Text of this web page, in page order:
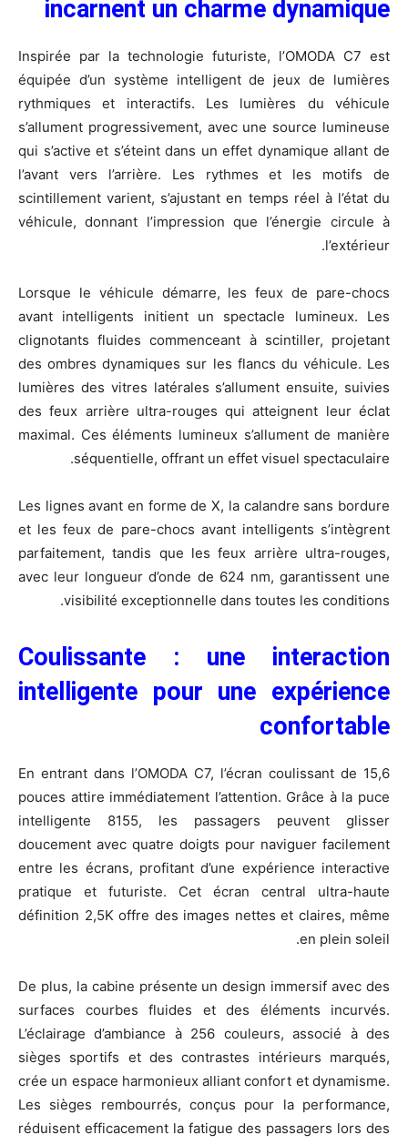
incarnent un charme dynamique
Inspirée par la technologie futuriste, l’OMODA C7 est
équipée d’un système intelligent de jeux de lumières
rythmiques et interactifs. Les lumières du véhicule
s’allument progressivement, avec une source lumineuse
qui s’active et s’éteint dans un effet dynamique allant de
l’avant vers l’arrière. Les rythmes et les motifs de
scintillement varient, s’ajustant en temps réel à l’état du
véhicule, donnant l’impression que l’énergie circule à
l’extérieur.
Lorsque le véhicule démarre, les feux de pare-chocs
avant intelligents initient un spectacle lumineux. Les
clignotants fluides commenceant à scintiller, projetant
des ombres dynamiques sur les flancs du véhicule. Les
lumières des vitres latérales s’allument ensuite, suivies
des feux arrière ultra-rouges qui atteignent leur éclat
maximal. Ces éléments lumineux s’allument de manière
séquentielle, offrant un effet visuel spectaculaire.
Les lignes avant en forme de X, la calandre sans bordure
et les feux de pare-chocs avant intelligents s’intègrent
parfaitement, tandis que les feux arrière ultra-rouges,
avec leur longueur d’onde de 624 nm, garantissent une
visibilité exceptionnelle dans toutes les conditions.
Coulissante : une interaction
intelligente pour une expérience
confortable
En entrant dans l’OMODA C7, l’écran coulissant de 15,6
pouces attire immédiatement l’attention. Grâce à la puce
intelligente 8155, les passagers peuvent glisser
doucement avec quatre doigts pour naviguer facilement
entre les écrans, profitant d’une expérience interactive
pratique et futuriste. Cet écran central ultra-haute
définition 2,5K offre des images nettes et claires, même
en plein soleil.
De plus, la cabine présente un design immersif avec des
surfaces courbes fluides et des éléments incurvés.
L’éclairage d’ambiance à 256 couleurs, associé à des
sièges sportifs et des contrastes intérieurs marqués,
crée un espace harmonieux alliant confort et dynamisme.
Les sièges rembourrés, conçus pour la performance,
réduisent efficacement la fatigue des passagers lors des